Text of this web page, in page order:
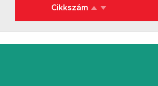
Cikkszám